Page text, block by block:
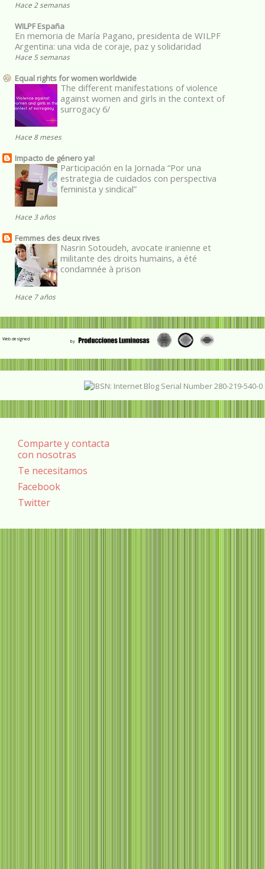
Hace 2 semanas
WILPF España
En memoria de María Pagano, presidenta de WILPF
Argentina: una vida de coraje, paz y solidaridad
Hace 5 semanas
Equal rights for women worldwide
The different manifestations of violence
against women and girls in the context of
surrogacy 6/
Hace 8 meses
Impacto de género ya!
Participación en la Jornada “Por una
estrategia de cuidados con perspectiva
feminista y sindical”
Hace 3 años
Femmes des deux rives
Nasrin Sotoudeh, avocate iranienne et
militante des droits humains, a été
condamnée à prison
Hace 7 años
Web designed
Comparte y contacta
con nosotras
Te necesitamos
Facebook
Twitter